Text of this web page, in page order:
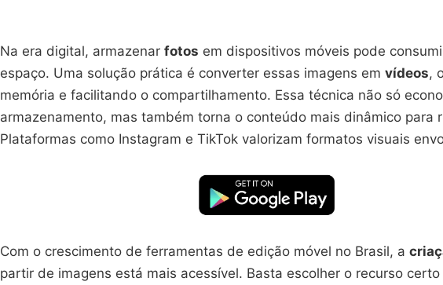
Na era digital, armazenar fotos em dispositivos móveis pode
espaço. Uma solução prática é converter essas imagens em vídeos,
memória e facilitando o compartilhamento. Essa técnica não só
armazenamento, mas também torna o conteúdo mais dinâmico para
Plataformas como Instagram e TikTok valorizam formatos visuais
Com o crescimento de ferramentas de edição móvel no Brasil, a
partir de imagens está mais acessível. Basta escolher o recurso